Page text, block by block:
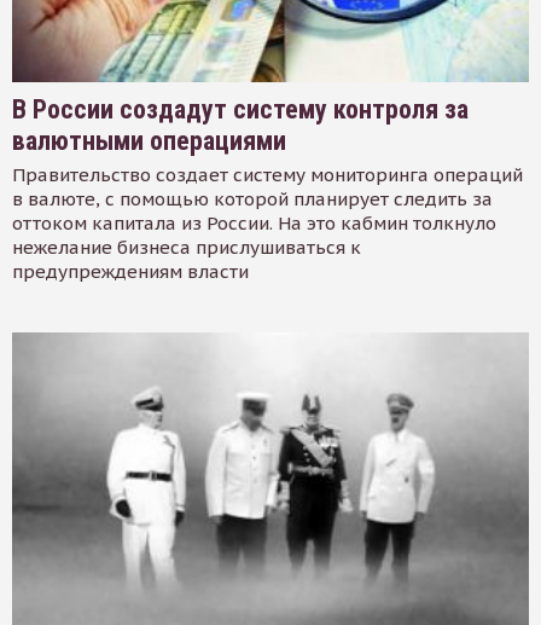
В России создадут систему контроля за
валютными операциями
Правительство создает систему мониторинга операций
в валюте, с помощью которой планирует следить за
оттоком капитала из России. На это кабмин толкнуло
нежелание бизнеса прислушиваться к
предупреждениям власти